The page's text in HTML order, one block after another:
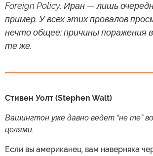
Foreign Policy. Иран — лишь
пример. У всех этих провалов
нечто общее: причины поражения
те же.
Стивен Уолт (Stephen Walt)
Вашингтон уже давно ведет “не те”
целями.
Если вы американец, вам наверняка